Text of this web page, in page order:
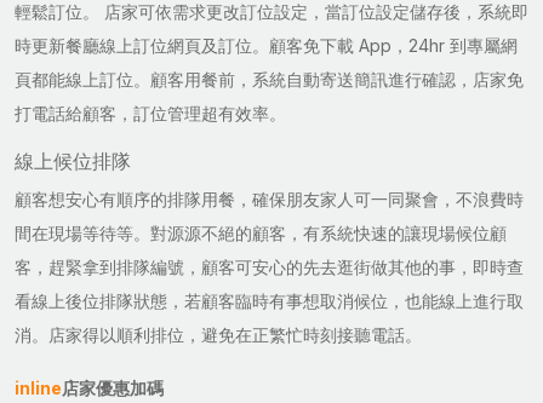
輕鬆訂位。 店家可依需求更改訂位設定，當訂位設定儲存後，系統即
時更新餐廳線上訂位網頁及訂位。顧客免下載 App，24hr 到專屬網
頁都能線上訂位。顧客用餐前，系統自動寄送簡訊進行確認，店家免
打電話給顧客，訂位管理超有效率。
線上候位排隊
顧客想安心有順序的排隊用餐，確保朋友家人可一同聚會，不浪費時
間在現場等待等。對源源不絕的顧客，有系統快速的讓現場候位顧
客，趕緊拿到排隊編號，顧客可安心的先去逛街做其他的事，即時查
看線上後位排隊狀態，若顧客臨時有事想取消候位，也能線上進行取
消。店家得以順利排位，避免在正繁忙時刻接聽電話。
inline店家優惠加碼